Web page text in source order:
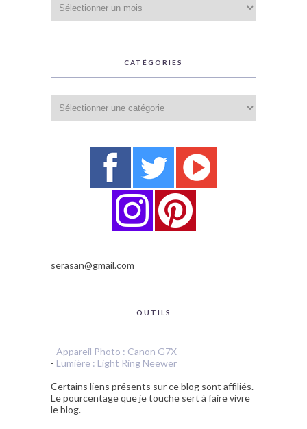
CATÉGORIES
serasan@gmail.com
OUTILS
- Appareil Photo : Canon G7X
- Lumière : Light Ring Neewer
Certains liens présents sur ce blog sont affiliés.
Le pourcentage que je touche sert à faire vivre
le blog.